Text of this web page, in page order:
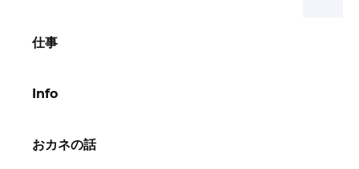
仕事
Info
おカネの話